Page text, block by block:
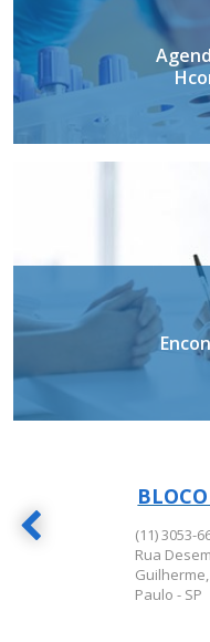
(11) 3053-
Rua
Paulo - SP